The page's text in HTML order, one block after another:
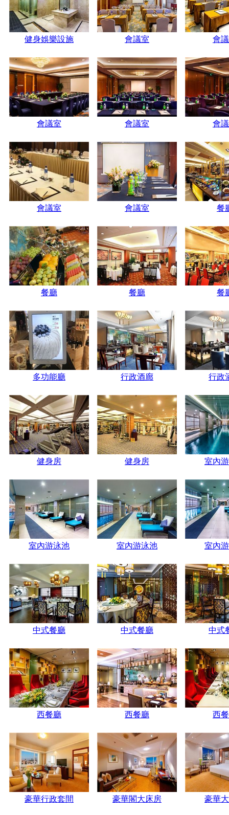
健身娛樂設施 會議室 會
會議室 會議室 會
會議室 會議室 餐
餐廳 餐廳 餐
多功能廳 行政酒廊 行政
健身房 健身房 室內
室內游泳池 室內游泳池 室內
中式餐廳 中式餐廳 中式
西餐廳 西餐廳 西
豪華行政套間 豪華閣大床房 豪華